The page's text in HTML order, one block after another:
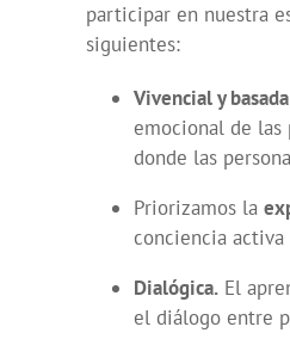
participar en nuestra
siguientes:
Vivencial y
emocional de las
donde las
Priorizamos la
conciencia
Dialógica.El
el diálogo entre